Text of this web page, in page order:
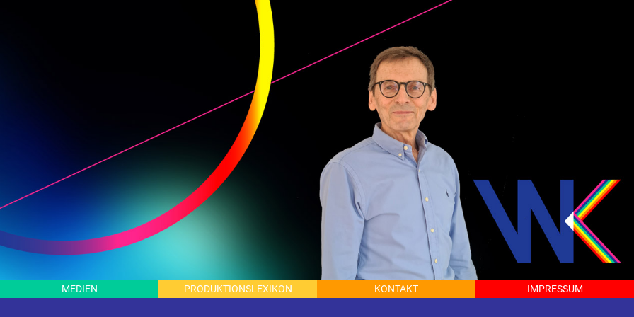
ME­DI­EN PRODUKTIONSL EXIKON KON­TAKT IM­PRES­SUM